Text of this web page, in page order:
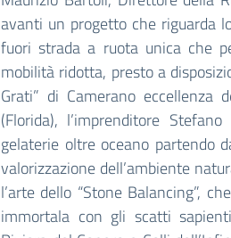
avanti un progetto che riguarda
fuori strada a ruota unica che
mobilità ridotta, presto a
Grati” di Camerano
(Florida), l’imprenditore
gelaterie oltre oceano partendo
valorizzazione dell’ambiente
l’arte dello “Stone Balancing”,
immortala con gli scatti